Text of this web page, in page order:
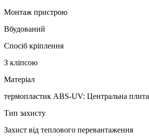
Монтаж пристрою
Вбудований
Спосіб кріплення
З кліпсою
Матеріал
термопластик ABS-UV: Центральна плита
Тип захисту
Захист від теплового перевантаження